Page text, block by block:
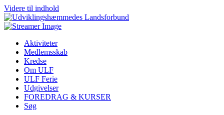
Videre til indhold
Aktiviteter
Medlemsskab
Kredse
Om ULF
ULF Ferie
Udgivelser
FOREDRAG & KURSER
Søg